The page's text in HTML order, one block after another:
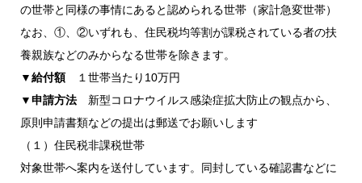
の世帯と同様の事情にあると認められる世帯（家計急変世帯）
なお、①、②いずれも、住民税均等割が課税されている者の扶
養親族などのみからなる世帯を除きます。
▼給付額１世帯当たり10万円
▼申請方法 新型コロナウイルス感染症拡大防止の観点から、
原則申請書類などの提出は郵送でお願いします
（１）住民税非課税世帯
対象世帯へ案内を送付しています。同封している確認書などに